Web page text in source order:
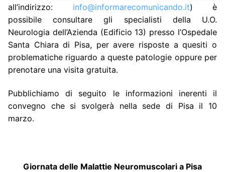
all’indirizzo: info@informarecomunicando.it) è
possibile consultare gli specialisti della U.O.
Neurologia dell’Azienda (Edificio 13) presso l’Ospedale
Santa Chiara di Pisa, per avere risposte a quesiti o
problematiche riguardo a queste patologie oppure per
prenotare una visita gratuita.
Pubblichiamo di seguito le informazioni inerenti il
convegno che si svolgerà nella sede di Pisa il 10
marzo.
Giornata delle Malattie Neuromuscolari a Pisa